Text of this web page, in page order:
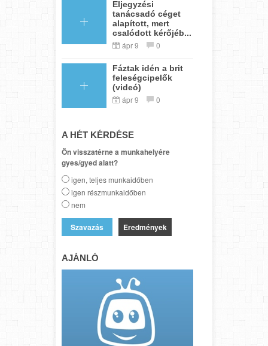
Eljegyzési
tanácsadó céget
alapított, mert
csalódott kérőjéb...
ápr 9 0
Fáztak idén a brit
feleségcipelők
(videó)
ápr 9 0
A HÉT KÉRDÉSE
Ön visszatérne a munkahelyére
gyes/gyed alatt?
igen, teljes munkaidőben
igen részmunkaidőben
nem
Eredmények
AJÁNLÓ